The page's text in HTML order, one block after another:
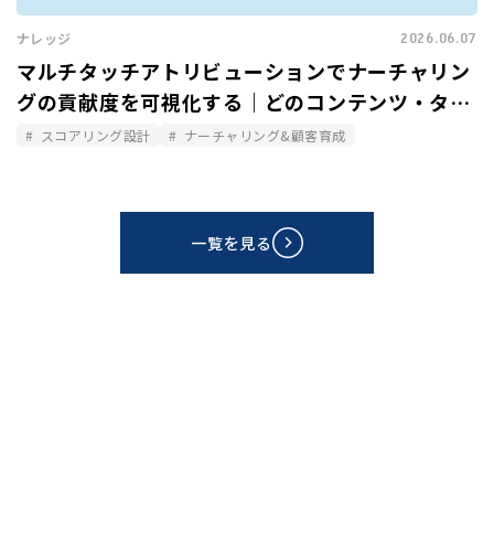
ナレッジ 2026.06.07
マルチタッチアトリビューションでナーチャリン
グの貢献度を可視化する｜どのコンテンツ・タッ
チポイントが商談化に寄与したか
スコアリング設計 ナーチャリング&顧客育成
一覧を見る